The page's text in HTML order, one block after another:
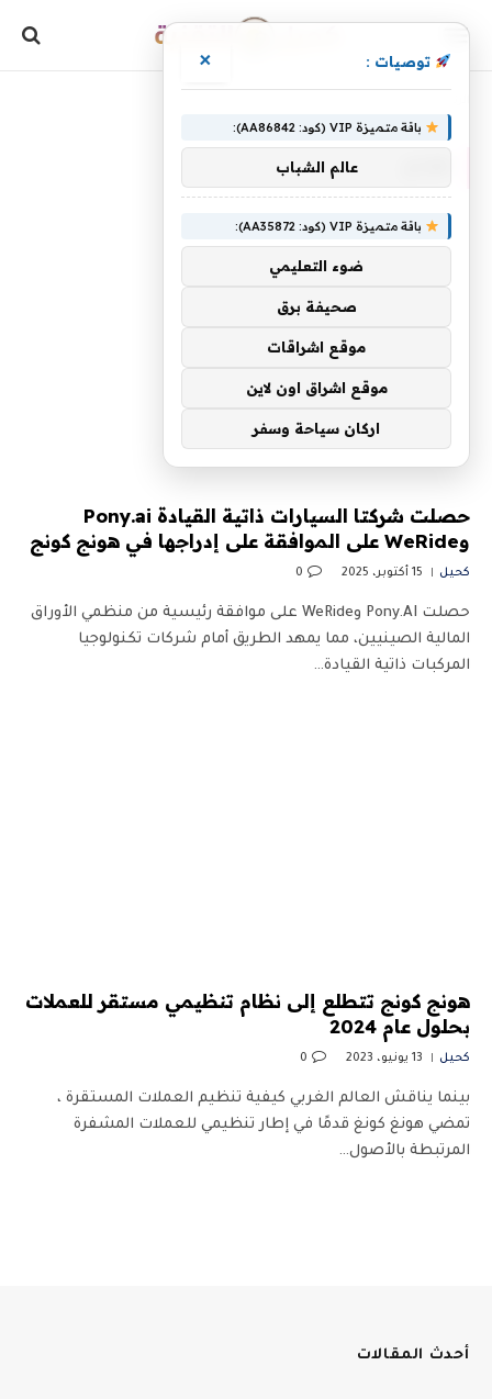
حصلت شركتا السيارات ذاتية القيادة Pony.ai
وWeRide على الموافقة على إدراجها في هونج كونج
كحيل 15 أكتوبر، 2025 0
حصلت Pony.AI وWeRide على موافقة رئيسية من منظمي الأوراق
المالية الصينيين، مما يمهد الطريق أمام شركات تكنولوجيا
المركبات ذاتية القيادة…
هونج كونج تتطلع إلى نظام تنظيمي مستقر للعملات
بحلول عام 2024
كحيل 13 يونيو، 2023 0
بينما يناقش العالم الغربي كيفية تنظيم العملات المستقرة ،
تمضي هونغ كونغ قدمًا في إطار تنظيمي للعملات المشفرة
المرتبطة بالأصول…
أحدث المقالات
توصيات : ×
باقة متميزة VIP (كود: AA86842):
عالم الشباب
باقة متميزة VIP (كود: AA35872):
ضوء التعليمي
صحيفة برق
موقع اشراقات
موقع اشراق اون لاين
اركان سياحة وسفر